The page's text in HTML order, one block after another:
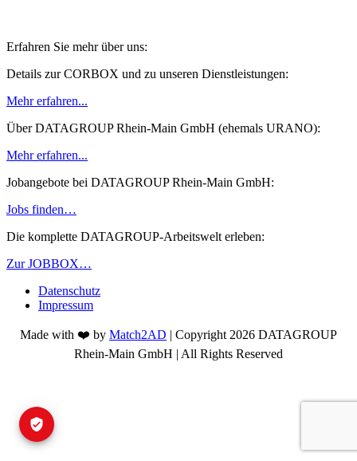
Erfahren Sie mehr über uns:
Details zur CORBOX und zu unseren Dienstleistungen:
Mehr erfahren...
Über DATAGROUP Rhein-Main GmbH (ehemals URANO):
Mehr erfahren...
Jobangebote bei DATAGROUP Rhein-Main GmbH:
Jobs finden…
Die komplette DATAGROUP-Arbeitswelt erleben:
Zur JOBBOX…
Datenschutz
Impressum
Made with ❤️ by Match2AD | Copyright 2026 DATAGROUP
Rhein-Main GmbH | All Rights Reserved